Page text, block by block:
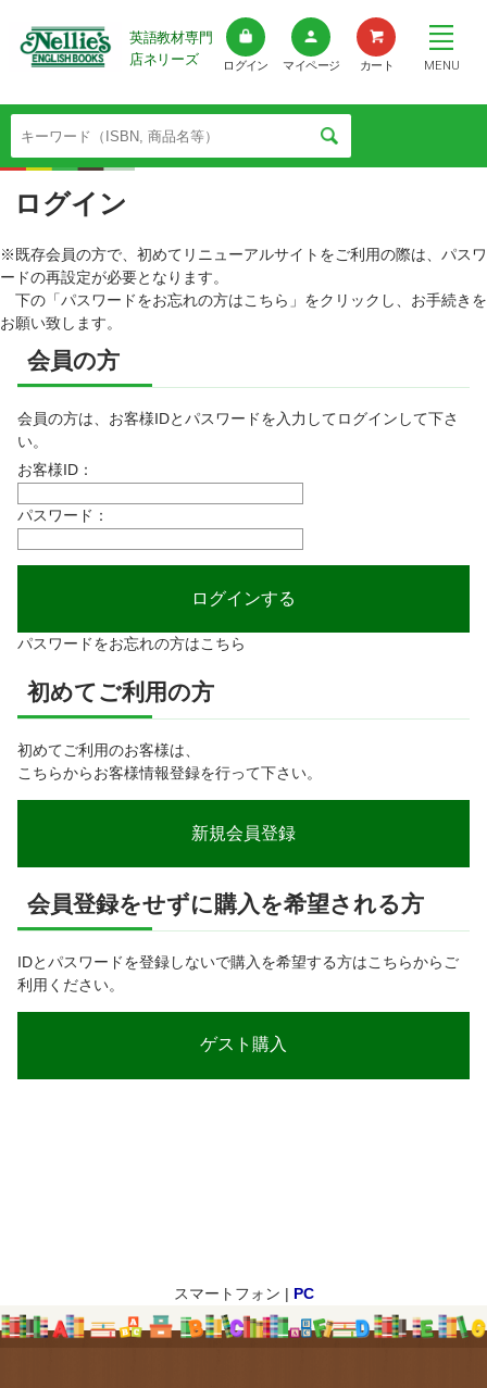
英語教材専門
店ネリーズ
ログイン マイページ カート MENU
ログイン
※既存会員の方で、初めてリニューアルサイトをご利用の際は、パスワ
ードの再設定が必要となります。
下の「パスワードをお忘れの方はこちら」をクリックし、お手続きを
お願い致します。
会員の方
会員の方は、お客様IDとパスワードを入力してログインして下さ
い。
お客様ID：
パスワード：
パスワードをお忘れの方はこちら
初めてご利用の方
初めてご利用のお客様は、
こちらからお客様情報登録を行って下さい。
会員登録をせずに購入を希望される方
IDとパスワードを登録しないで購入を希望する方はこちらからご
利用ください。
スマートフォン | PC